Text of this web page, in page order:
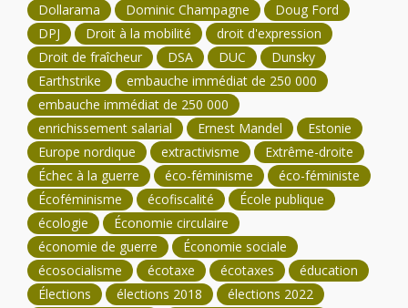
Dollarama
Dominic Champagne
Doug Ford
DPJ
Droit à la mobilité
droit d'expression
Droit de fraîcheur
DSA DUC
Dunsky
Earthstrike
embauche immédiat de 250 000
embauche immédiat de 250 000
enrichissement salarial
Ernest Mandel
Estonie
Europe nordique
extractivisme
Extrême-droite
Échec à la guerre
éco-féminisme
éco-féministe
Écoféminisme
écofiscalité
École publique
écologie
Économie circulaire
économie de guerre
Économie sociale
écosocialisme
écotaxe écotaxes
éducation
Élections
élections 2018
élections 2022